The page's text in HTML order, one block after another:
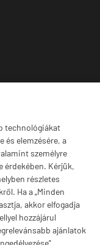
technológiákat
és elemzésére, a
személyre
érdekében. Kérjük,
részletes
Ha a „Minden
akkor elfogadja
hozzájárul
ajánlatok